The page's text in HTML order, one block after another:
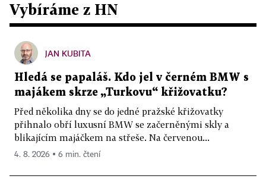
Vybíráme z HN
JAN KUBITA
Hledá se papaláš. Kdo jel v černém BMW s
majákem skrze „Turkovu“ křižovatku?
Před několika dny se do jedné pražské křižovatky
přihnalo obří luxusní BMW se začerněnými skly a
blikajícím majáčkem na střeše. Na červenou...
4. 8. 2026 ▪ 6 min. čtení